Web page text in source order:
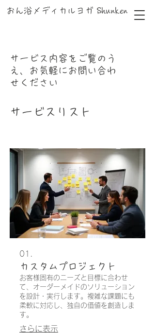
おん浴メディカルヨガ Shunken
サービス内容をご覧のう
え、お気軽にお問い合わ
せください
サービスリスト
01.
カスタムプロジェクト
お客様固有のニーズと目標に合わせ
て、オーダーメイドのソリューション
を設計・実行します。複雑な課題にも
柔軟に対応し、独自の価値を創造しま
す。
さらに表示